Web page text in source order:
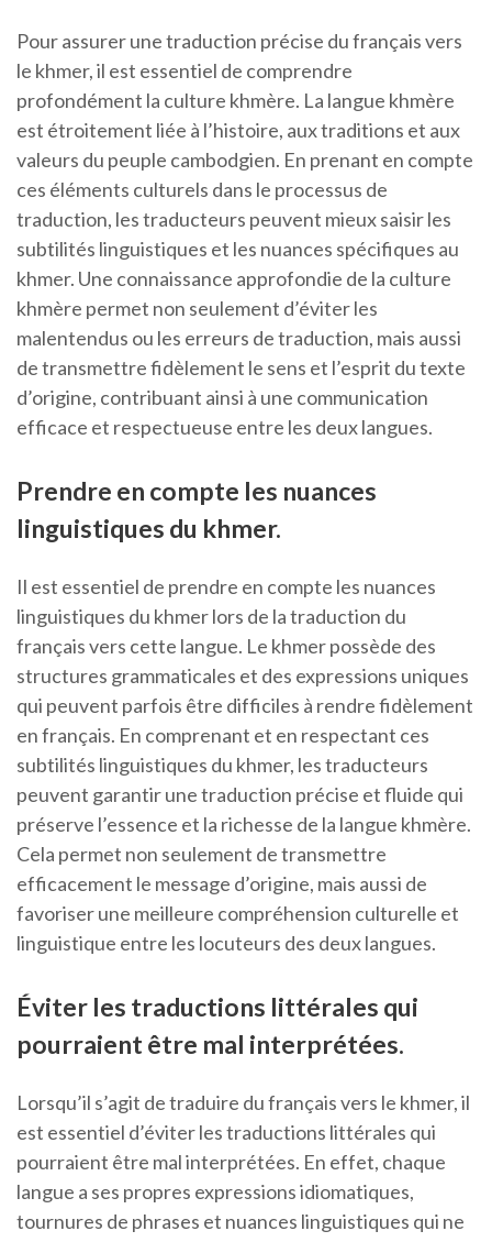
Pour assurer une traduction précise du français vers
le khmer, il est essentiel de comprendre
profondément la culture khmère. La langue khmère
est étroitement liée à l’histoire, aux traditions et aux
valeurs du peuple cambodgien. En prenant en compte
ces éléments culturels dans le processus de
traduction, les traducteurs peuvent mieux saisir les
subtilités linguistiques et les nuances spécifiques au
khmer. Une connaissance approfondie de la culture
khmère permet non seulement d’éviter les
malentendus ou les erreurs de traduction, mais aussi
de transmettre fidèlement le sens et l’esprit du texte
d’origine, contribuant ainsi à une communication
efficace et respectueuse entre les deux langues.
Prendre en compte les nuances
linguistiques du khmer.
Il est essentiel de prendre en compte les nuances
linguistiques du khmer lors de la traduction du
français vers cette langue. Le khmer possède des
structures grammaticales et des expressions uniques
qui peuvent parfois être difficiles à rendre fidèlement
en français. En comprenant et en respectant ces
subtilités linguistiques du khmer, les traducteurs
peuvent garantir une traduction précise et fluide qui
préserve l’essence et la richesse de la langue khmère.
Cela permet non seulement de transmettre
efficacement le message d’origine, mais aussi de
favoriser une meilleure compréhension culturelle et
linguistique entre les locuteurs des deux langues.
Éviter les traductions littérales qui
pourraient être mal interprétées.
Lorsqu’il s’agit de traduire du français vers le khmer, il
est essentiel d’éviter les traductions littérales qui
pourraient être mal interprétées. En effet, chaque
langue a ses propres expressions idiomatiques,
tournures de phrases et nuances linguistiques qui ne